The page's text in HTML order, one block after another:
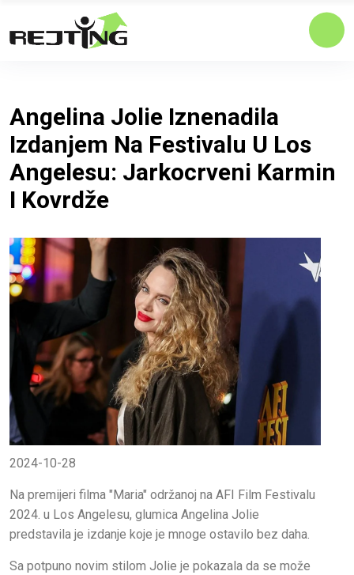
Angelina Jolie Iznenadila
Izdanjem Na Festivalu U Los
Angelesu: Jarkocrveni Karmin
I Kovrdže
2024-10-28
Na premijeri filma "Maria" održanoj na AFI Film Festivalu
2024. u Los Angelesu, glumica Angelina Jolie
predstavila je izdanje koje je mnoge ostavilo bez daha.
Sa potpuno novim stilom Jolie je pokazala da se može